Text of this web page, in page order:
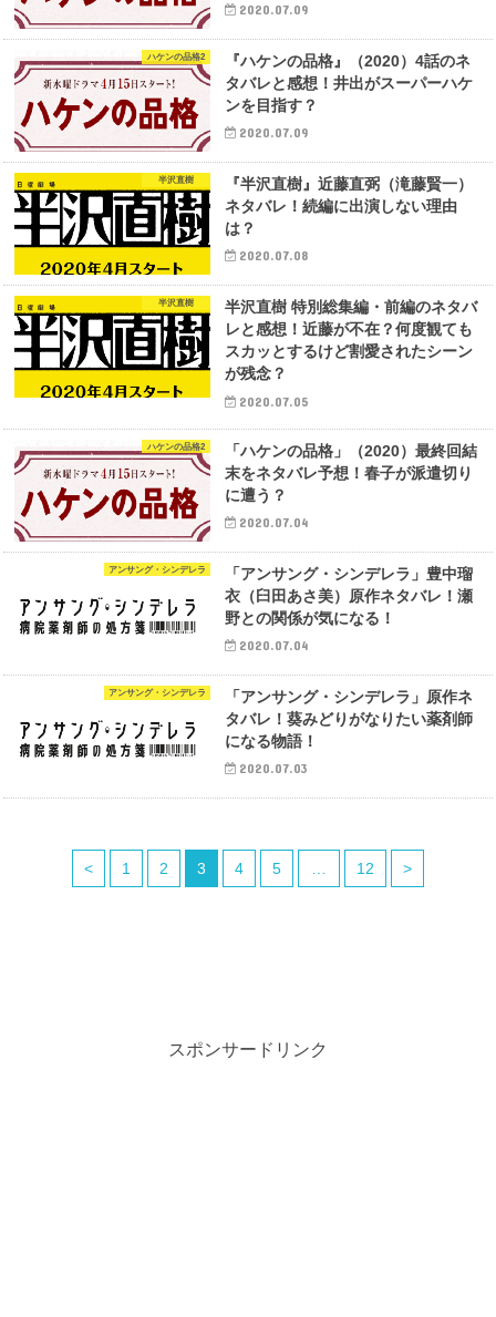
2020.07.09
ハケンの品格2
『ハケンの品格』（2020）4話のネ
タバレと感想！井出がスーパーハケ
ンを目指す？
2020.07.09
半沢直樹
『半沢直樹』近藤直弼（滝藤賢一）
ネタバレ！続編に出演しない理由
は？
2020.07.08
半沢直樹
半沢直樹 特別総集編・前編のネタバ
レと感想！近藤が不在？何度観ても
スカッとするけど割愛されたシーン
が残念？
2020.07.05
ハケンの品格2
「ハケンの品格」（2020）最終回結
末をネタバレ予想！春子が派遣切り
に遭う？
2020.07.04
アンサング・シンデレラ
「アンサング・シンデレラ」豊中瑠
衣（臼田あさ美）原作ネタバレ！瀬
野との関係が気になる！
2020.07.04
アンサング・シンデレラ
「アンサング・シンデレラ」原作ネ
タバレ！葵みどりがなりたい薬剤師
になる物語！
2020.07.03
< 1 2 3 4 5 12 >
スポンサードリンク